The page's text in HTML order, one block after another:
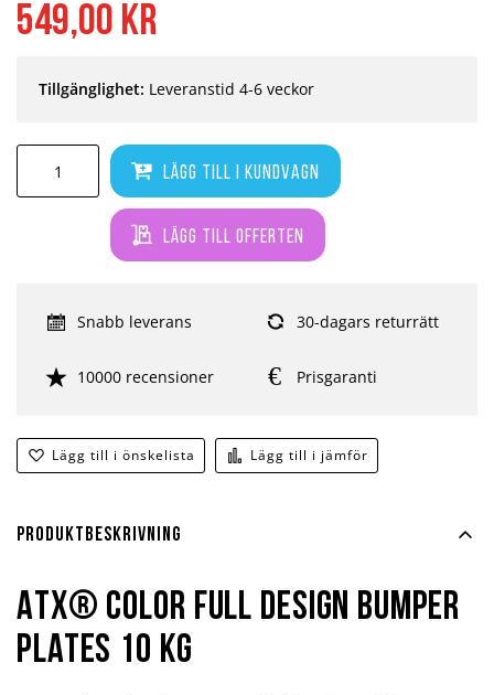
549,00 kr
Lägg till i kundvagn
Lägg till offerten
Lägg till i önskelista Lägg till i jämför
Tillgänglighet: Leveranstid 4-6 veckor
Snabb leverans 30-dagars returrätt
10000 recensioner Prisgaranti
Produktbeskrivning
ATX® Color Full Design Bumper
Plates 10 kg